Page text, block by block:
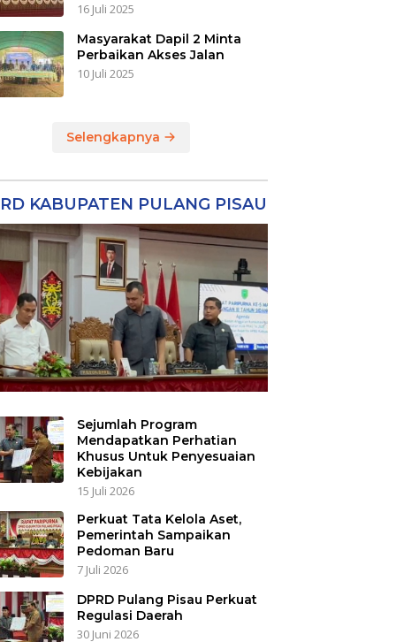
16 Juli 2025
Masyarakat Dapil 2 Minta
Perbaikan Akses Jalan
10 Juli 2025
Selengkapnya
KABUPATEN PULANG PISAU
Sejumlah Program
Mendapatkan Perhatian
Khusus Untuk Penyesuaian
Kebijakan
15 Juli 2026
Perkuat Tata Kelola Aset,
Pemerintah Sampaikan
Pedoman Baru
7 Juli 2026
DPRD Pulang Pisau Perkuat
Regulasi Daerah
30 Juni 2026